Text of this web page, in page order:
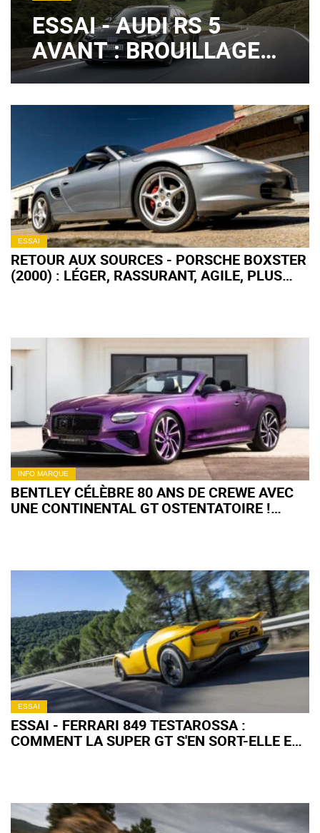
ESSAI - AUDI RS 5
AVANT : BROUILLAGE
DE PISTES ?
ESSAI
RETOUR AUX SOURCES - PORSCHE BOXSTER
(2000) : LÉGER, RASSURANT, AGILE, PLUS
INFO MARQUE
BENTLEY CÉLÈBRE 80 ANS DE CREWE AVEC
UNE CONTINENTAL GT OSTENTATOIRE !
ESSAI
ESSAI - FERRARI 849 TESTAROSSA :
COMMENT LA SUPER GT S'EN SORT-ELLE EN